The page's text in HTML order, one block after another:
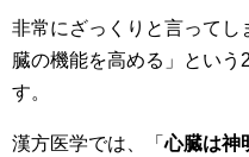
非常にざっくりと言って
臓の機能を高める」という
す。
漢方医学では、「心臓は神